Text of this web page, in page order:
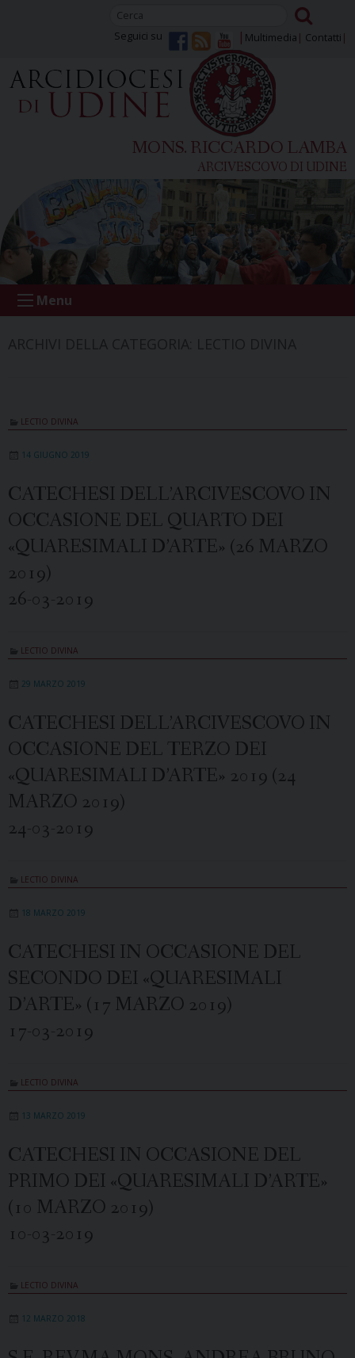
Multimedia Contatti
Seguici su
MONS. RICCARDO LAMBA
ARCIVESCOVO DI UDINE
Menu
LECTIO DIVINA
14 GIUGNO 2019
CATECHESI DELL’ARCIVESCOVO IN
OCCASIONE DEL QUARTO DEI
«QUARESIMALI D’ARTE» (26 MARZO
2019)
26-03-2019
LECTIO DIVINA
29 MARZO 2019
CATECHESI DELL’ARCIVESCOVO IN
OCCASIONE DEL TERZO DEI
«QUARESIMALI D’ARTE» 2019 (24
MARZO 2019)
24-03-2019
LECTIO DIVINA
18 MARZO 2019
CATECHESI IN OCCASIONE DEL
SECONDO DEI «QUARESIMALI
D’ARTE» (17 MARZO 2019)
17-03-2019
LECTIO DIVINA
13 MARZO 2019
CATECHESI IN OCCASIONE DEL
PRIMO DEI «QUARESIMALI D’ARTE»
(10 MARZO 2019)
10-03-2019
LECTIO DIVINA
12 MARZO 2018